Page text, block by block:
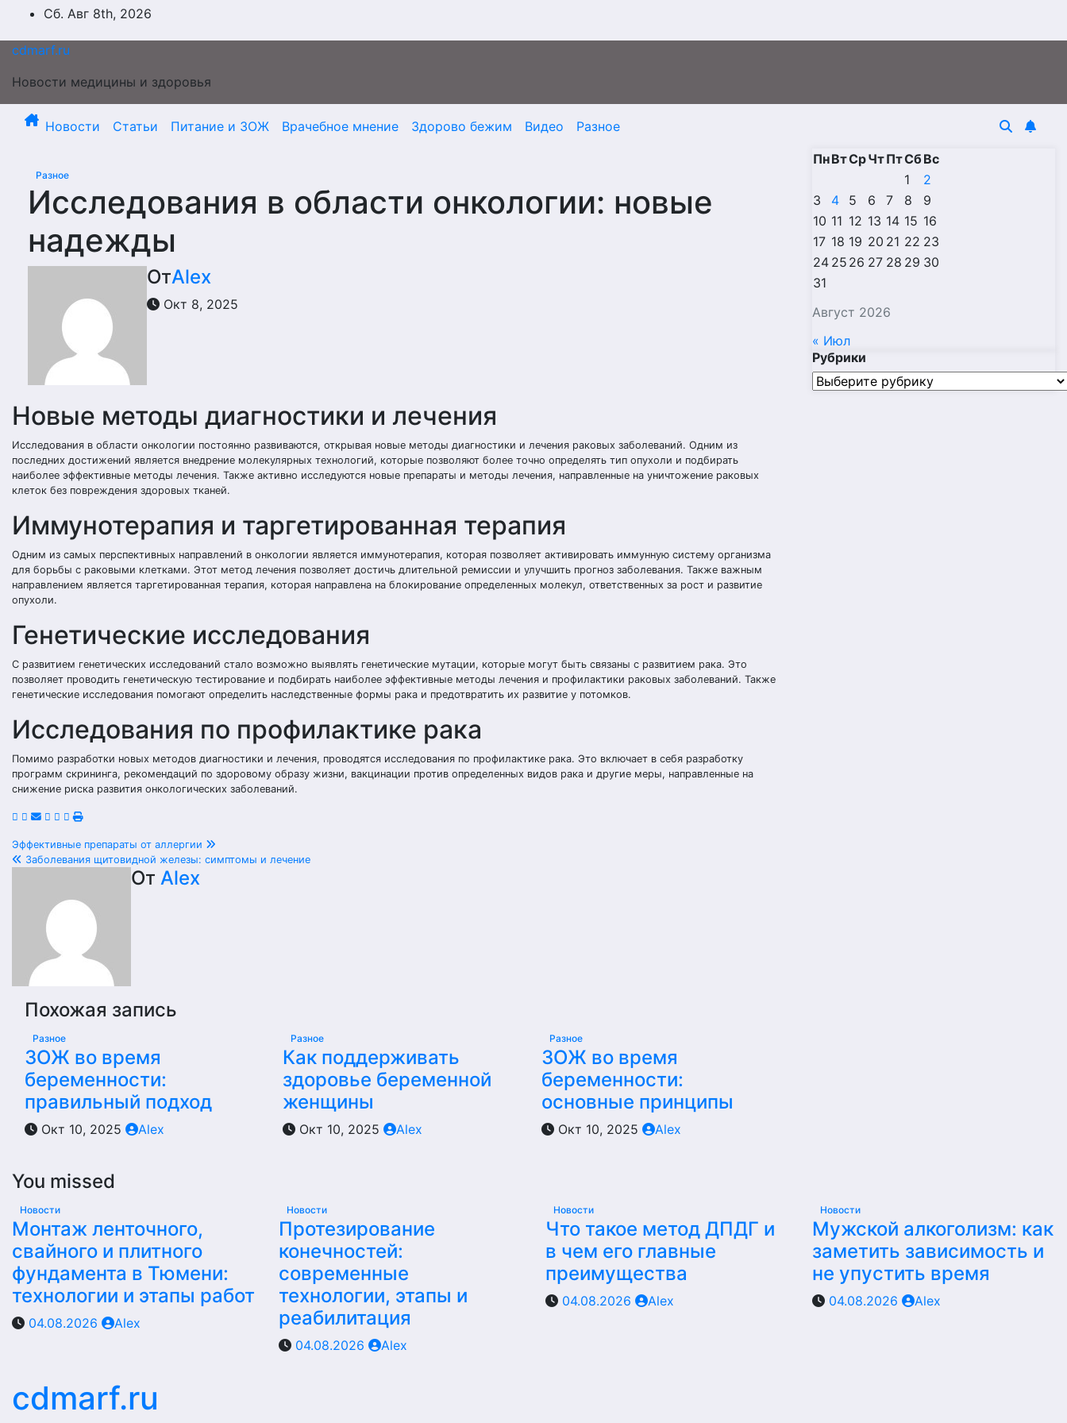
Перейти
содержимому
Сб. Авг 8th, 2026
cdmarf.ru
Новости медицины и здоровья
Новости Статьи Питание и ЗОЖ Врачебное мнение Здорово бежим Видео Разное
Разное
Исследования в области онкологии: новые
надежды
ОтAlex
Окт 8, 2025
Новые методы диагностики и лечения
Исследования в области онкологии постоянно развиваются, открывая новые методы диагностики и лечения раковых заболеваний. Одним из
последних достижений является внедрение молекулярных технологий, которые позволяют более точно определять тип опухоли и подбирать
наиболее эффективные методы лечения. Также активно исследуются новые препараты и методы лечения, направленные на уничтожение раковых
клеток без повреждения здоровых тканей.
Иммунотерапия и таргетированная терапия
Одним из самых перспективных направлений в онкологии является иммунотерапия, которая позволяет активировать иммунную систему организма
для борьбы с раковыми клетками. Этот метод лечения позволяет достичь длительной ремиссии и улучшить прогноз заболевания. Также важным
направлением является таргетированная терапия, которая направлена на блокирование определенных молекул, ответственных за рост и развитие
опухоли.
Генетические исследования
С развитием генетических исследований стало возможно выявлять генетические мутации, которые могут быть связаны с развитием рака. Это
позволяет проводить генетическую тестирование и подбирать наиболее эффективные методы лечения и профилактики раковых заболеваний. Также
генетические исследования помогают определить наследственные формы рака и предотвратить их развитие у потомков.
Исследования по профилактике рака
Помимо разработки новых методов диагностики и лечения, проводятся исследования по профилактике рака. Это включает в себя разработку
программ скрининга, рекомендаций по здоровому образу жизни, вакцинации против определенных видов рака и другие меры, направленные на
снижение риска развития онкологических заболеваний.
Навигация
записям
Эффективные препараты от аллергии
Заболевания щитовидной железы: симптомы и лечение
От Alex
Похожая запись
Разное
ЗОЖ во время
беременности:
правильный подход
Окт 10, 2025 Alex
Разное
Как поддерживать
здоровье беременной
женщины
Окт 10, 2025 Alex
Разное
ЗОЖ во время
беременности:
основные принципы
Окт 10, 2025 Alex
Август 2026
ПнВтСрЧтПтСбВс
1
2
3
4 5 6 7 8
9
10 11 12 13 14 15 16
17 18 19 20 21 22 23
24 25 26 27 28 29 30
31
« Июл
Рубрики
Рубрики
You missed
Новости
Монтаж ленточного,
свайного и плитного
фундамента в Тюмени:
технологии и этапы работ
04.08.2026 Alex
Новости
Протезирование
конечностей:
современные
технологии, этапы и
реабилитация
04.08.2026 Alex
Новости
Что такое метод ДПДГ и
в чем его главные
преимущества
04.08.2026 Alex
Новости
Мужской алкоголизм: как
заметить зависимость и
не упустить время
04.08.2026 Alex
cdmarf.ru